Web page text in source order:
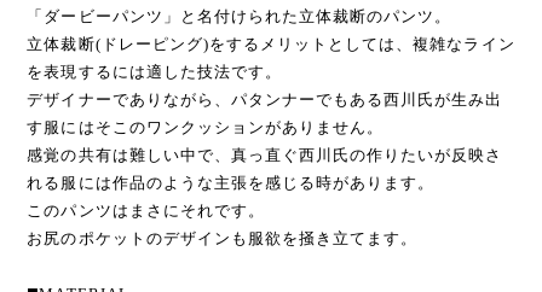
「ダービーパンツ」と名付けられた立体裁断のパンツ。
立体裁断(ドレーピング)をするメリットとしては、複雑なライン
を表現するには適した技法です。
デザイナーでありながら、パタンナーでもある西川氏が生み出
す服にはそこのワンクッションがありません。
感覚の共有は難しい中で、真っ直ぐ西川氏の作りたいが反映さ
れる服には作品のような主張を感じる時があります。
このパンツはまさにそれです。
お尻のポケットのデザインも服欲を掻き立てます。